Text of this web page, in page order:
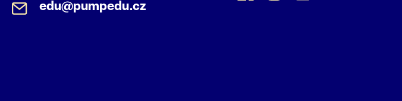
edu@pumpedu.cz